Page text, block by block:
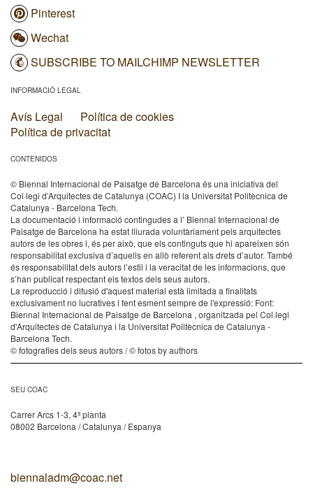
Pinterest
Wechat
SUBSCRIBE TO MAILCHIMP NEWSLETTER
INFORMACIÓ LEGAL
Avís Legal
Política de cookies
Política de privacitat
CONTENIDOS
© Biennal Internacional de Paisatge de Barcelona és una iniciativa del
Col·legi d’Arquitectes de Catalunya (COAC) I la Universitat Politècnica de
Catalunya - Barcelona Tech.
La documentació i informació contingudes a l’ Biennal Internacional de
Paisatge de Barcelona ha estat lliurada voluntàriament pels arquitectes
autors de les obres i, és per això, que els continguts que hi apareixen són
responsabilitat exclusiva d’aquells en allò referent als drets d’autor. També
és responsabilitat dels autors l’estil i la veracitat de les informacions, que
s’han publicat respectant els textos dels seus autors.
La reproducció i difusió d'aquest material està limitada a finalitats
exclusivament no lucratives i fent esment sempre de l'expressió: Font:
Biennal Internacional de Paisatge de Barcelona , organitzada pel Col·legi
d'Arquitectes de Catalunya i la Universitat Politècnica de Catalunya -
Barcelona Tech.
© fotografies dels seus autors / © fotos by authors
SEU COAC
Carrer Arcs 1-3, 4ª planta
08002 Barcelona / Catalunya / Espanya
biennaladm@coac.net